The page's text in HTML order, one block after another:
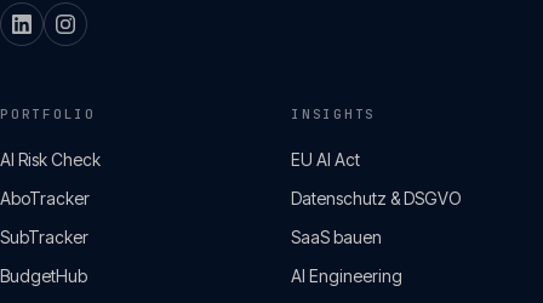
PORTFOLIO
AI Risk Check
AboTracker
SubTracker
BudgetHub
INSIGHTS
EU AI Act
Datenschutz & DSGVO
SaaS bauen
AI Engineering